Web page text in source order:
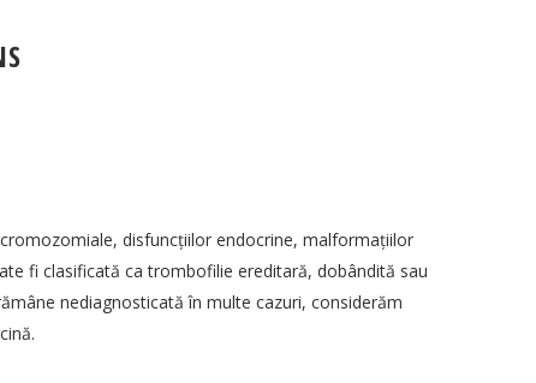
disfuncţiilor endocrine, malformaţiilor
fi clasificată ca trombofilie ereditară, dobândită sau
nediagnosticată în multe cazuri, considerăm
Invazivă în Ginecologie